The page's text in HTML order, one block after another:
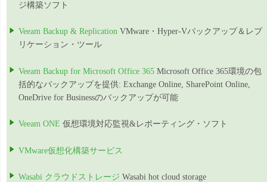
ジ構築ソフト
Veeam Backup & Replication VMware・Hyper-Vバックアップ＆レプ
リケーション・ツール
Veeam Backup for Microsoft Office 365 Microsoft Office 365環境の包
括的なバックアップを提供: Exchange Online, SharePoint Online,
OneDrive for Businessのバックアップが可能
Veeam ONE 仮想環境対応監視&レポーティング・ソフト
VMware仮想化構築サービス
Wasabi クラウドストレージ Wasabi hot cloud storage